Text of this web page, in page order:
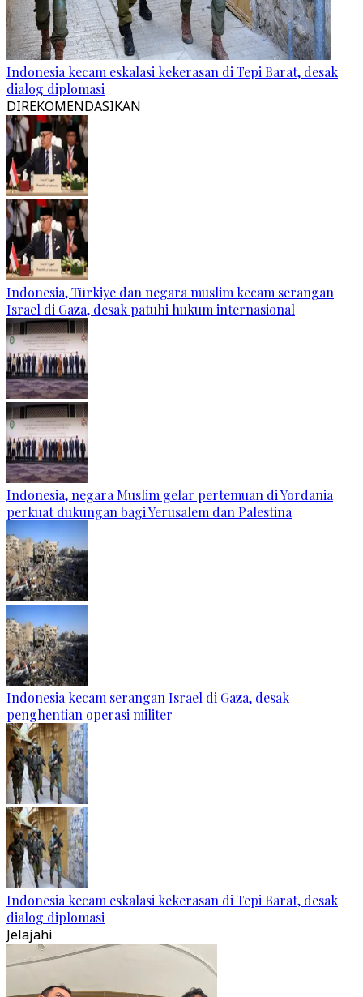
Indonesia kecam eskalasi kekerasan di Tepi Barat, desak
dialog diplomasi
DIREKOMENDASIKAN
Indonesia, Türkiye dan negara muslim kecam serangan
Israel di Gaza, desak patuhi hukum internasional
Indonesia, negara Muslim gelar pertemuan di Yordania
perkuat dukungan bagi Yerusalem dan Palestina
Indonesia kecam serangan Israel di Gaza, desak
penghentian operasi militer
Indonesia kecam eskalasi kekerasan di Tepi Barat, desak
dialog diplomasi
Jelajahi